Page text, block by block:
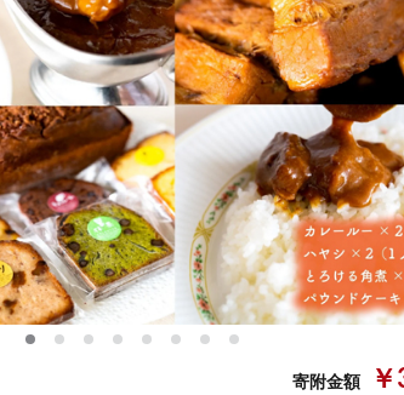
寄附金額